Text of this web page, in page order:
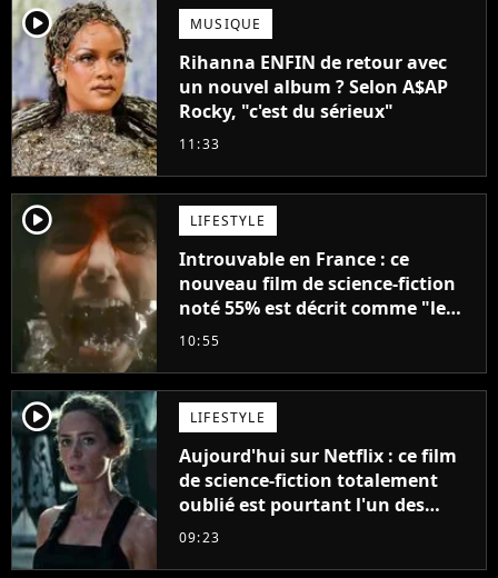
player2 MUSIQUE
Rihanna ENFIN de retour avec
un nouvel album ? Selon A$AP
Rocky, "c'est du sérieux"
11:33
player2 LIFESTYLE
Introuvable en France : ce
nouveau film de science-fiction
noté 55% est décrit comme "le
plus stupide de l'année"
10:55
player2 LIFESTYLE
Aujourd'hui sur Netflix : ce film
de science-fiction totalement
oublié est pourtant l'un des
meilleurs des années 2010
09:23